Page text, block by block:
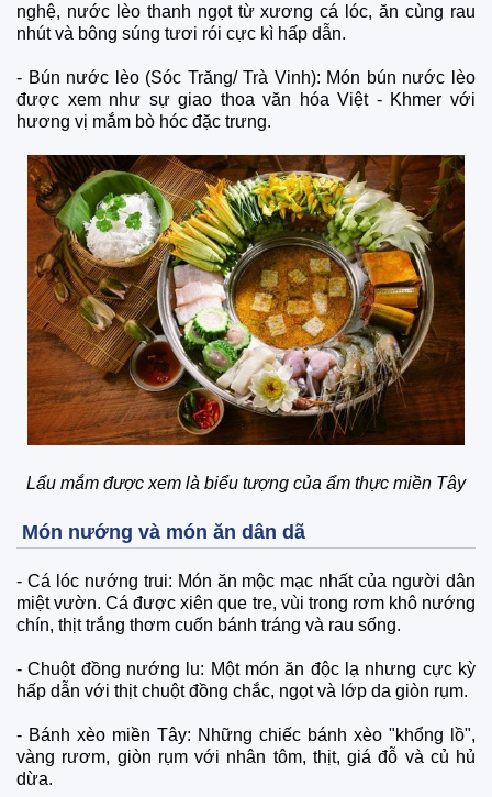
nghệ, nước lèo thanh ngọt từ xương cá lóc, ăn cùng rau
nhút và bông súng tươi rói cực kì hấp dẫn.
- Bún nước lèo (Sóc Trăng/ Trà Vinh): Món bún nước lèo
được xem như sự giao thoa văn hóa Việt - Khmer với
hương vị mắm bò hóc đặc trưng.
Lẩu mắm được xem là biểu tượng của ẩm thực miền Tây
Món nướng và món ăn dân dã
- Cá lóc nướng trui: Món ăn mộc mạc nhất của người dân
miệt vườn. Cá được xiên que tre, vùi trong rơm khô nướng
chín, thịt trắng thơm cuốn bánh tráng và rau sống.
- Chuột đồng nướng lu: Một món ăn độc lạ nhưng cực kỳ
hấp dẫn với thịt chuột đồng chắc, ngọt và lớp da giòn rụm.
- Bánh xèo miền Tây: Những chiếc bánh xèo "khổng lồ",
vàng rươm, giòn rụm với nhân tôm, thịt, giá đỗ và củ hủ
dừa.